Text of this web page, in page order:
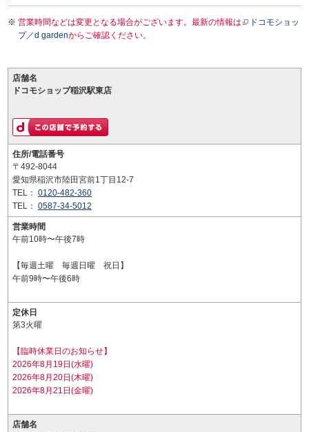
営業時間などは変更となる場合がございます。最新の情報は
ドコモショッ
プ／d gardenからご確認ください。
店舗名
ドコモショップ稲沢駅東店
住所/電話番号
〒492-8044
愛知県稲沢市陸田宮前1丁目12-7
TEL： 0120-482-360
TEL： 0587-34-5012
営業時間
午前10時〜午後7時
【毎週土曜 毎週日曜 祝日】
午前9時〜午後6時
定休日
第3火曜
【臨時休業日のお知らせ】
2026年8月19日(水曜)
2026年8月20日(木曜)
2026年8月21日(金曜)
店舗名